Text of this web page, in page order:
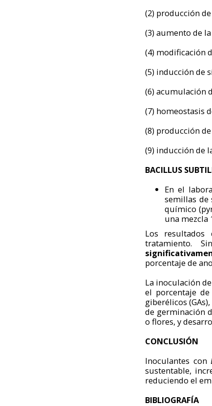
(2) producción
(3) aumento de
(4) modificación
(5) inducción de
(6) acumulación
(7) homeostasis
(8) producción
(9) inducción de
BACILLUS
En el
semillas de
químico
una mezcla
Los
tratamiento.
porcentaje de
La inoculación
el porcentaje
giberélicos
de germinación
o flores, y
CONCLUSIÓN
Inoculantes con
sustentable,
reduciendo el
BIBLIOGRAFÍA